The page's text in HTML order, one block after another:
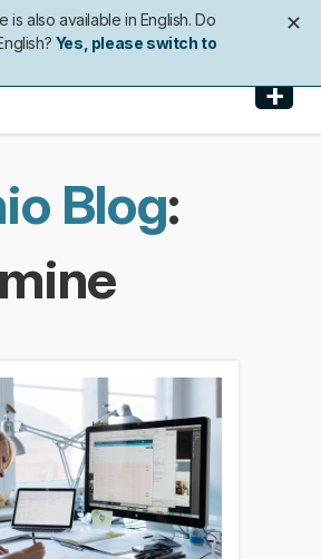
also available in English. Do
Yes, please switch to
✕
gibt es auch auf Deutsch.
weiterlesen?Ja, bitte zu
✕
本語にも対応しています。日
すか?日本語に切り替え!
✕
en français. Préférez-
Oui, passer à la version
✕
+
& Anmeldung
Sicherheit
Blog: